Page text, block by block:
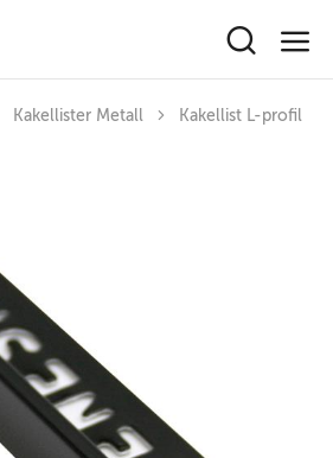
Kakellister Metall Kakellist L-profil